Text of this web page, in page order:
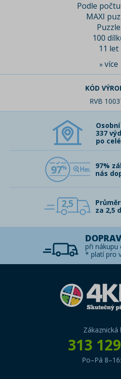
Podle
MAXI
Puzzle
100
11 let
» více
KÓD
RVB
337
po celé
97
97%
nás
2,5
za 2,5
při nákupu
* platí pro
Zákaznická
313
Po–Pá